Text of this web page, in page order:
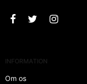
INFORMATION
Om os